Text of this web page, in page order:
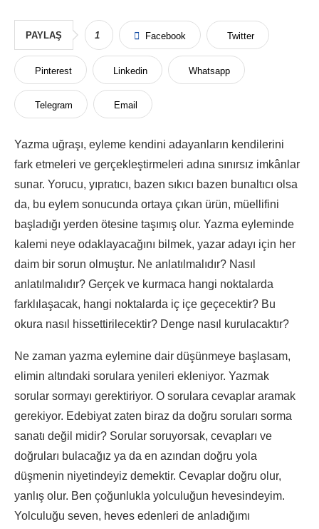
PAYLAŞ 1 Facebook Twitter
Pinterest Linkedin Whatsapp
Telegram Email
Yazma uğraşı, eyleme kendini adayanların kendilerini
fark etmeleri ve gerçekleştirmeleri adına sınırsız imkânlar
sunar. Yorucu, yıpratıcı, bazen sıkıcı bazen bunaltıcı olsa
da, bu eylem sonucunda ortaya çıkan ürün, müellifini
başladığı yerden ötesine taşımış olur. Yazma eyleminde
kalemi neye odaklayacağını bilmek, yazar adayı için her
daim bir sorun olmuştur. Ne anlatılmalıdır? Nasıl
anlatılmalıdır? Gerçek ve kurmaca hangi noktalarda
farklılaşacak, hangi noktalarda iç içe geçecektir? Bu
okura nasıl hissettirilecektir? Denge nasıl kurulacaktır?
Ne zaman yazma eylemine dair düşünmeye başlasam,
elimin altındaki sorulara yenileri ekleniyor. Yazmak
sorular sormayı gerektiriyor. O sorulara cevaplar aramak
gerekiyor. Edebiyat zaten biraz da doğru soruları sorma
sanatı değil midir? Sorular soruyorsak, cevapları ve
doğruları bulacağız ya da en azından doğru yola
düşmenin niyetindeyiz demektir. Cevaplar doğru olur,
yanlış olur. Ben çoğunlukla yolculuğun hevesindeyim.
Yolculuğu seven, heves edenleri de anladığımı